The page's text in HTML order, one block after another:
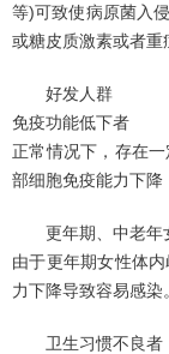
等)可致使病原菌入
或糖皮质激素或者重
好发人群
免疫功能低下者
正常情况下，存在
部细胞免疫能力下降
更年期、中老年
由于更年期女性体
力下降导致容易感染。
卫生习惯不良者